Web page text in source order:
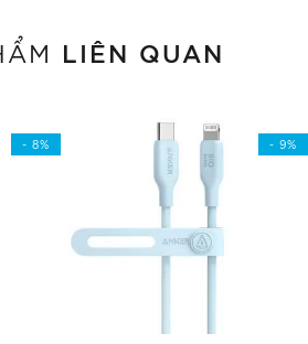
LIÊN QUAN
- 8% - 9%